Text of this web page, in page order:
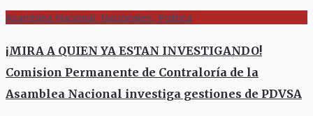
Asamblea Nacional, Nacionales, Política
¡MIRA A QUIEN YA ESTAN INVESTIGANDO!
Comision Permanente de Contraloría de la
Asamblea Nacional investiga gestiones de PDVSA